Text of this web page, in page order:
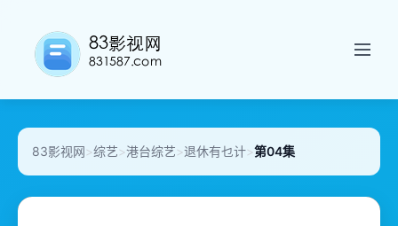
83影视网>综艺>港台综艺>退休有乜计>第04集